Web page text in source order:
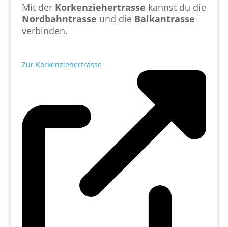
Mit der Korkenziehertrasse kannst du die
Nordbahntrasse und die Balkantrasse
verbinden.
Zur Korkenziehertrasse